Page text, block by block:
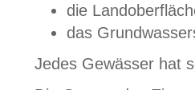
die
das
Jedes Gewässer hat